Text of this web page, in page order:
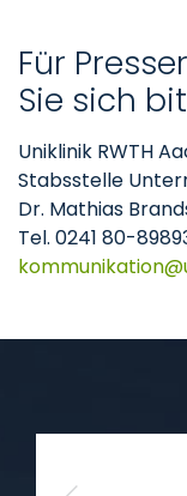
Für
Sie sich
Uniklinik RWTH
Stabsstelle
Dr. Mathias
Tel. 0241 80-
kommunikation